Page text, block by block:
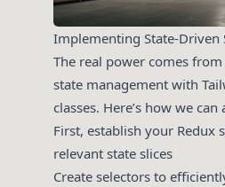
Implementing State-Driven
The real power comes from
state management with
classes. Here’s how we
First, establish your Redux
relevant state slices
Create selectors to